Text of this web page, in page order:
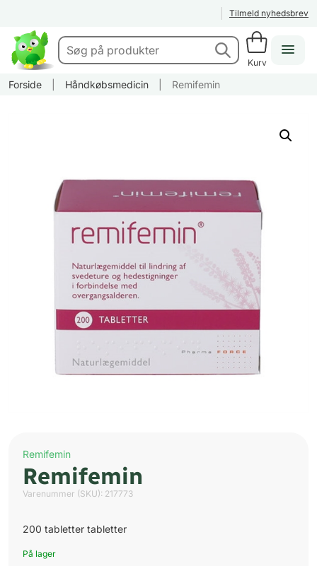
Tilmeld nyhedsbrev
Kurv
Forside Håndkøbsmedicin Remifemin
Remifemin
Remifemin
Varenummer (SKU): 217773
200 tabletter tabletter
På lager